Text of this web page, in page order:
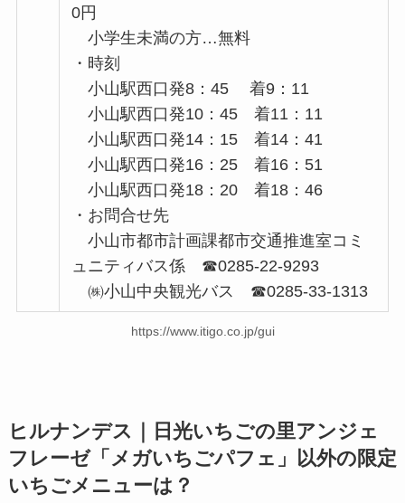
0円
小学生未満の方…無料
・時刻
小山駅西口発8：45 着9：11
小山駅西口発10：45 着11：11
小山駅西口発14：15 着14：41
小山駅西口発16：25 着16：51
小山駅西口発18：20 着18：46
・お問合せ先
小山市都市計画課都市交通推進室コミ
ュニティバス係 ☎0285-22-9293
㈱小山中央観光バス ☎0285-33-1313
https://www.itigo.co.jp/gui
ヒルナンデス｜日光いちごの里アンジェ
フレーゼ「メガいちごパフェ」以外の限定
いちごメニューは？